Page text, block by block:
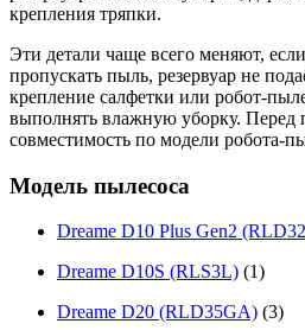
крепления тряпки.
Эти детали чаще всего меняют,
пропускать пыль, резервуар не
крепление салфетки или робот-
выполнять влажную уборку. Перед
совместимость по модели робота-
Модель пылесоса
Dreame D10 Plus Gen2
Dreame D10S (RLS3L) (1)
Dreame D20 (RLD35GA) (3)